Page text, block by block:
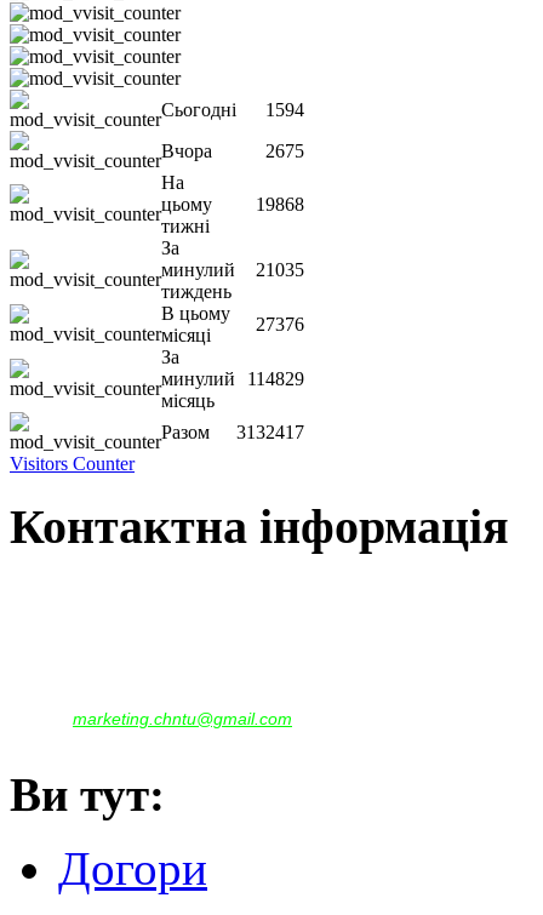
Сьогодні
1594
Вчора
2675
На
цьому
тижні
19868
За
минулий
тиждень
21035
В цьому
місяці
27376
За
минулий
місяць
114829
Разом
3132417
Visitors Counter
Контактна інформація
marketing.chntu@gmail.com
Ви тут:
Догори